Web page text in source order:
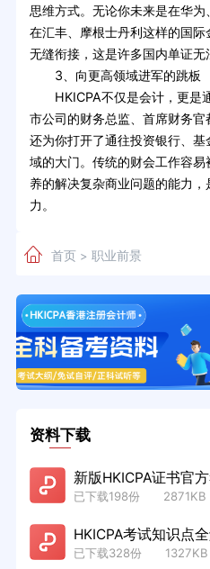
思维方式。无论你未来是在华
在汇丰、摩根士丹利这样的国
无缝衔接，这是许多国内单证无
3、向更高领域进军的跳板
HKICPA不仅是会计，更是
市公司的财务总监、首席财务
还为你打开了通往投资银行、
域的大门。传统的财会工作容
养的解决复杂商业问题的能力
力。
首页> 职业前景
资料下载
新版HKICPA证书官
已下载198份 2871KB
HKICPA考试知识点
已下载328份 1327KB